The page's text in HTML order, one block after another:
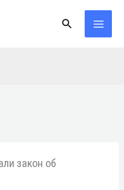
Поиск
закон об